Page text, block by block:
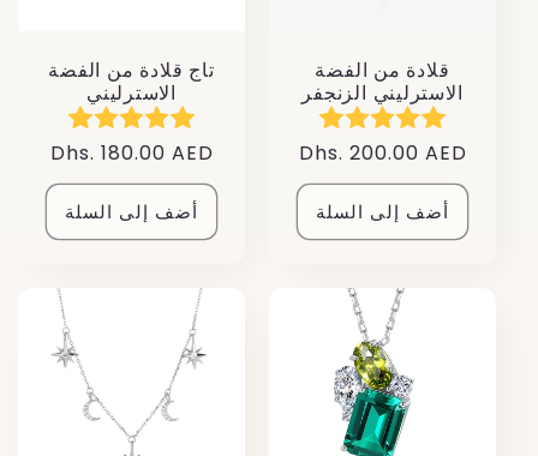
تاج قلادة من الفضة
الاسترليني
سعر
عادي
Dhs. 180.00 AED
أضف إلى السلة
قلادة من الفضة
الاسترليني الزنجفر
سعر
عادي
Dhs. 200.00 AED
أضف إلى السلة